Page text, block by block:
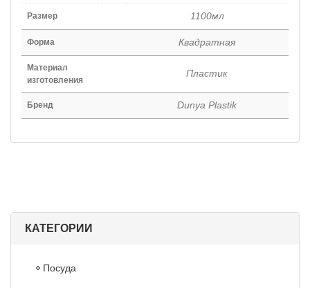
КАТЕГОРИИ
Посуда
Размер 1100мл
Форма Квадратная
Материал
изготовления
Пластик
Бренд Dunya Plastik